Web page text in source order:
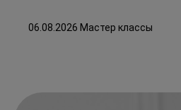
06.08.2026 Мастер классы